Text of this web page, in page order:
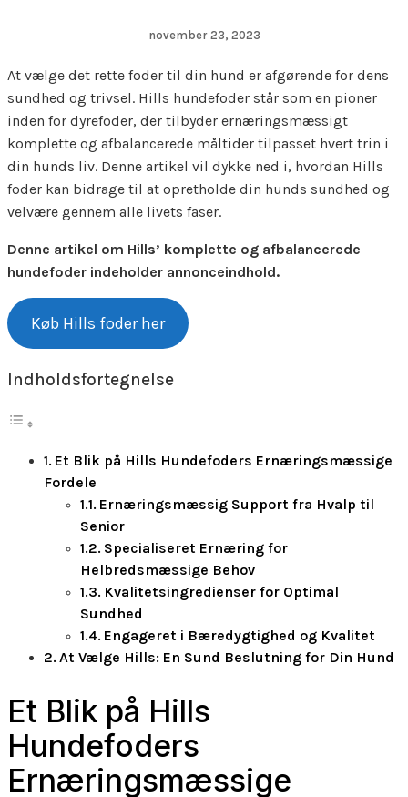
november 23, 2023
At vælge det rette foder til din hund er afgørende for dens
sundhed og trivsel. Hills hundefoder står som en pioner
inden for dyrefoder, der tilbyder ernæringsmæssigt
komplette og afbalancerede måltider tilpasset hvert trin i
din hunds liv. Denne artikel vil dykke ned i, hvordan Hills
foder kan bidrage til at opretholde din hunds sundhed og
velvære gennem alle livets faser.
Denne artikel om Hills’ komplette og afbalancerede
hundefoder indeholder annonceindhold.
Køb Hills foder her
Indholdsfortegnelse
Et Blik på Hills Hundefoders Ernæringsmæssige
Fordele
Ernæringsmæssig Support fra Hvalp til
Senior
Specialiseret Ernæring for
Helbredsmæssige Behov
Kvalitetsingredienser for Optimal
Sundhed
Engageret i Bæredygtighed og Kvalitet
At Vælge Hills: En Sund Beslutning for Din Hund
Et Blik på Hills
Hundefoders
Ernæringsmæssige